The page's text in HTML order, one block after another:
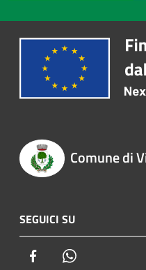
Comune di
SEGUICI SU
Facebook